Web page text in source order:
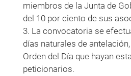
miembros de la Junta de
del 10 por ciento de sus
3. La convocatoria se
días naturales de
Orden del Día que hayan
peticionarios.